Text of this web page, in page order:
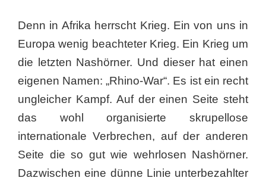
Denn in Afrika herrscht Krieg. Ein von uns in
Europa wenig beachteter Krieg. Ein Krieg um
die letzten Nashörner. Und dieser hat einen
eigenen Namen: „Rhino-War“. Es ist ein recht
ungleicher Kampf. Auf der einen Seite steht
das wohl organisierte skrupellose
internationale Verbrechen, auf der anderen
Seite die so gut wie wehrlosen Nashörner.
Dazwischen eine dünne Linie unterbezahlter